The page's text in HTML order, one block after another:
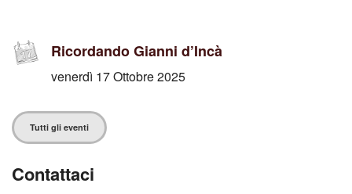
Ricordando Gianni d’Incà
venerdì 17 Ottobre 2025
Tutti gli eventi
Contattaci